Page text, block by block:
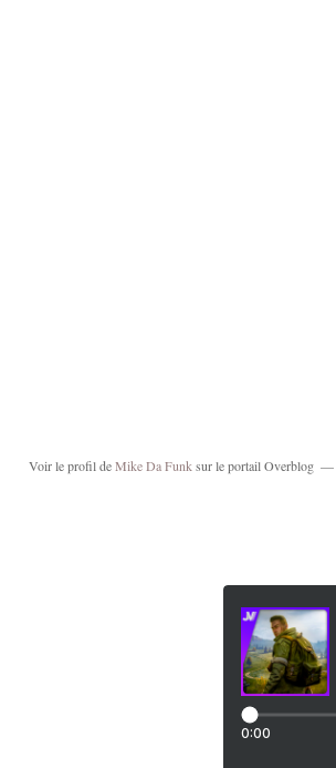
Voir le profil deMike Da Funk sur le portail Overblog
0:00